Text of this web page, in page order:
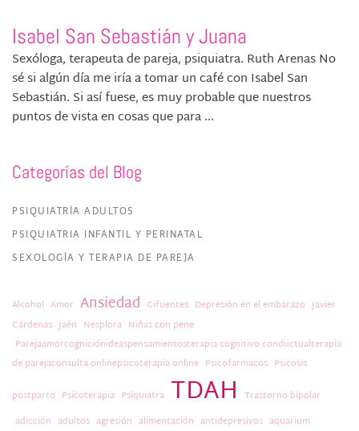
Isabel San Sebastián y Juana
Sexóloga, terapeuta de pareja, psiquiatra. Ruth Arenas No
sé si algún día me iría a tomar un café con Isabel San
Sebastián. Si así fuese, es muy probable que nuestros
puntos de vista en cosas que para ...
Categorías del Blog
PSIQUIATRÍA ADULTOS
PSIQUIATRIA INFANTIL Y PERINATAL
SEXOLOGÍA Y TERAPIA DE PAREJA
Alcohol Amor Ansiedad Cifuentes Depresión en el embarazo Javier
Cárdenas Jaén Nesplora Niñas con pene
Parejaamorcogniciónideaspensamientosterapia cognitivo conductualterapia
de parejaconsulta onlinepsicoterapia online Psicofarmacos Psicosis
postparto Psicoterapia Psiquiatra TDAH Trastorno bipolar
adicción adultos agresión alimentación antidepresivos aquarium